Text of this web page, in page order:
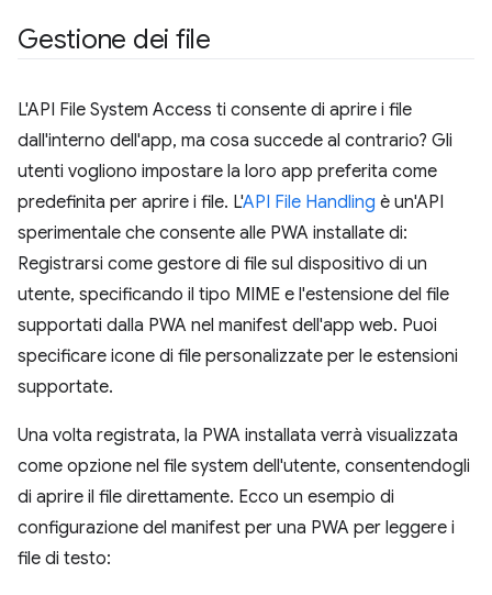
Gestione dei file
L'API File System Access ti consente di aprire i file
dall'interno dell'app, ma cosa succede al contrario? Gli
utenti vogliono impostare la loro app preferita come
predefinita per aprire i file. L'API File Handling è un'API
sperimentale che consente alle PWA installate di:
Registrarsi come gestore di file sul dispositivo di un
utente, specificando il tipo MIME e l'estensione del file
supportati dalla PWA nel manifest dell'app web. Puoi
specificare icone di file personalizzate per le estensioni
supportate.
Una volta registrata, la PWA installata verrà visualizzata
come opzione nel file system dell'utente, consentendogli
di aprire il file direttamente. Ecco un esempio di
configurazione del manifest per una PWA per leggere i
file di testo: